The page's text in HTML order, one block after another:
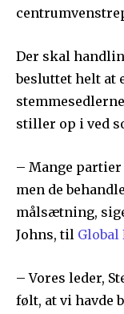
Der skal
besluttet helt at
stiller op i ved
– Mange
men de
målsætning,
Johns, til Global
– Vores leder,
følt, at vi havde